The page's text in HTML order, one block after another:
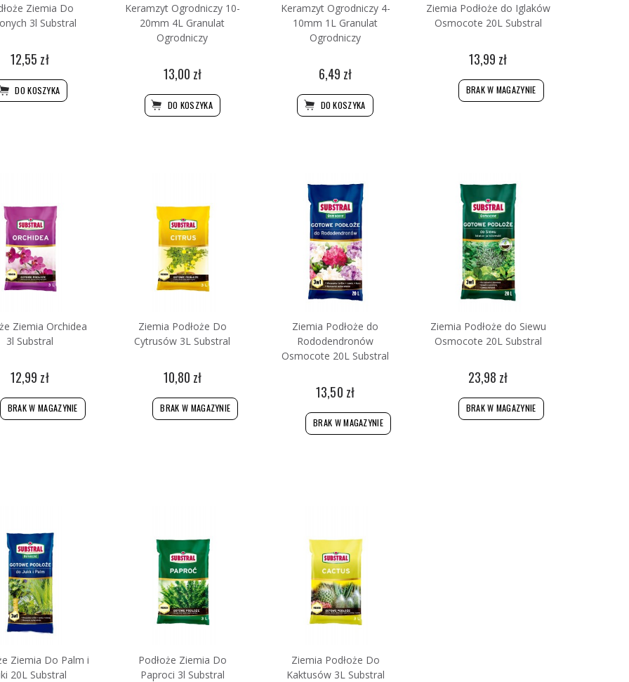
Ziemia Do
3l Substral
12,55 zł
DO KOSZYKA
Keramzyt Ogrodniczy 10-
20mm 4L Granulat
Ogrodniczy
13,00 zł
DO KOSZYKA
Keramzyt Ogrodniczy 4-
10mm 1L Granulat
Ogrodniczy
6,49 zł
DO KOSZYKA
Ziemia Podłoże do Iglaków
Osmocote 20L Substral
13,99 zł
BRAK W MAGAZYNIE
Ziemia Orchidea
3l Substral
12,99 zł
BRAK W MAGAZYNIE
Ziemia Podłoże Do
Cytrusów 3L Substral
10,80 zł
BRAK W MAGAZYNIE
Ziemia Podłoże do
Rododendronów
Osmocote 20L Substral
13,50 zł
BRAK W MAGAZYNIE
Ziemia Podłoże do Siewu
Osmocote 20L Substral
23,98 zł
BRAK W MAGAZYNIE
Ziemia Do Palm i
20L Substral
Podłoże Ziemia Do
Paproci 3l Substral
Ziemia Podłoże Do
Kaktusów 3L Substral